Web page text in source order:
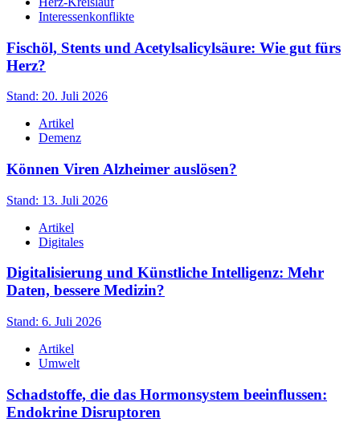
Interessenkonflikte
Fischöl, Stents und Acetylsalicylsäure: Wie gut fürs
Herz?
Stand: 20. Juli 2026
Artikel
Demenz
Können Viren Alzheimer auslösen?
Stand: 13. Juli 2026
Artikel
Digitales
Digitalisierung und Künstliche Intelligenz: Mehr
Daten, bessere Medizin?
Stand: 6. Juli 2026
Artikel
Umwelt
Schadstoffe, die das Hormonsystem beeinflussen:
Endokrine Disruptoren